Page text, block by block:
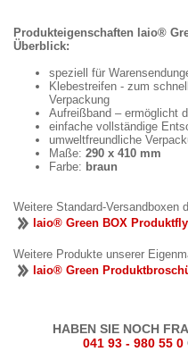
Produkteigenschaften laio®
Überblick:
speziell für
Klebestreifen - zum
Verpackung
Aufreißband – ermöglicht
einfache vollständige
umweltfreundliche
Maße: 290 x 410 mm
Farbe: braun
Weitere Standard-Versandboxen
laio® Green BOX
Weitere Produkte unserer
laio® Green
HABEN SIE NOCH
041 93 - 980 55 0